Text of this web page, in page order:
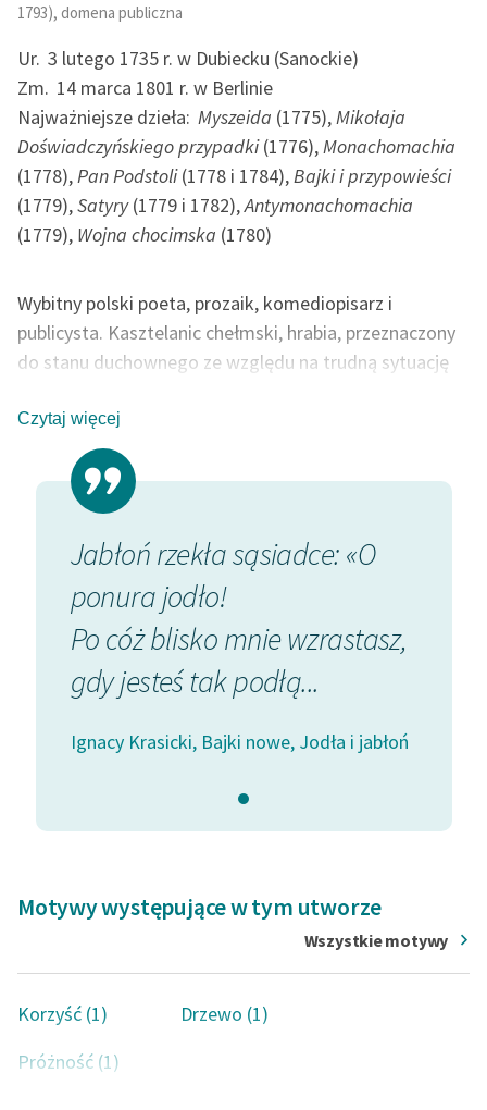
1793), domena publiczna
Ur. 3 lutego 1735 r. w Dubiecku (Sanockie)
Zm. 14 marca 1801 r. w Berlinie
Najważniejsze dzieła: Myszeida (1775),Mikołaja
Doświadczyńskiego przypadki(1776),Monachomachia
(1778),Pan Podstoli(1778 i 1784),Bajki i przypowieści
(1779),Satyry(1779 i 1782),Antymonachomachia
(1779), Wojna chocimska (1780)
Wybitny polski poeta, prozaik, komediopisarz i
publicysta. Kasztelanic chełmski, hrabia, przeznaczony
do stanu duchownego ze względu na trudną sytuację
współpracował z królem Stanisławem Augustem w
dziele kulturalnego ożywienia kraju. Tworzył w duchu
oświecenia (m.in. napisał w latach 1781-83 dwutomową
encyklopedięZbiór potrzebniejszych wiadomości
twórcą pierwszego pol. czasopisma, (»Monitor«), ale
Hymn do miłości ojczyzny(1774) oraz przekład
Pieśni Osjanaodegrały znaczącą rolę w kształtowaniu
polskiego romantyzmu.
Czytaj więcej
Jabłoń rzekła sąsiadce: «O
ponura jodło!
Po cóż blisko mnie wzrastasz,
gdy jesteś tak podłą...
Ignacy Krasicki, Bajki nowe, Jodła i jabłoń
Motywy występujące w tym utworze
Wszystkie motywy
Korzyść (1)
Drzewo (1)
Próżność (1)